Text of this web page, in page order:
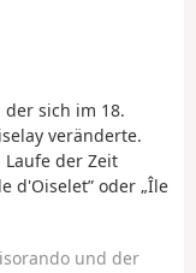
sich im 18.
veränderte.
der Zeit
d'Oiselet” oder „Île
und der